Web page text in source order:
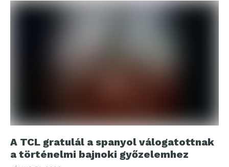
A TCL gratulál a spanyol válogatottnak
a történelmi bajnoki győzelemhez